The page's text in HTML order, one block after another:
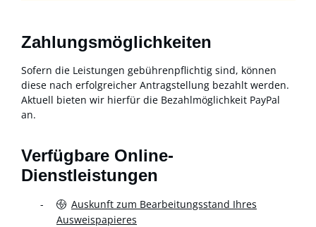
Zahlungsmöglichkeiten
Sofern die Leistungen gebührenpflichtig sind, können
diese nach erfolgreicher Antragstellung bezahlt werden.
Aktuell bieten wir hierfür die Bezahlmöglichkeit PayPal
an.
Verfügbare Online-
Dienstleistungen
Auskunft zum Bearbeitungsstand Ihres
Ausweispapieres